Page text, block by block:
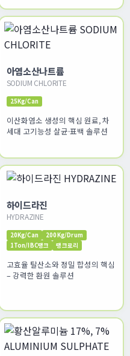
아염소산나트륨
SODIUM CHLORITE
25Kg/Can
이산화염소 생성의 핵심 원료, 차
세대 고기능성 살균·표백 솔루션
하이드라진
HYDRAZINE
20Kg/Can
200Kg/Drum
1Ton/IBC탱크
탱크로리
고효율 탈산소와 정밀 합성의 핵심
– 강력한 환원 솔루션